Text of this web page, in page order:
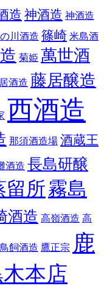
造 神酒造 神酒造
川酒造 篠崎 米島酒
菊姫 萬世酒
酒造 藤居醸造
西酒造
那須酒造場 酒蔵王
酒造 長島研醸
留所霧島
酒造 高嶺酒造 高
鳥飼酒造 鷹正宗 鹿
本店